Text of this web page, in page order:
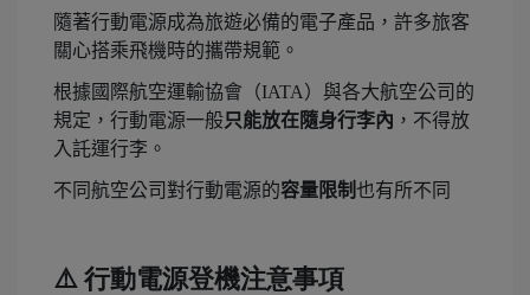
隨著行動電源成為旅遊必備的電子產品，許多旅客
關心搭乘飛機時的攜帶規範。
根據國際航空運輸協會（IATA）與各大航空公司的
規定，行動電源一般只能放在隨身行李內 ，不得放
入託運行李。
不同航空公司對行動電源的容量限制也有所不同
⚠️ 行動電源登機注意事項